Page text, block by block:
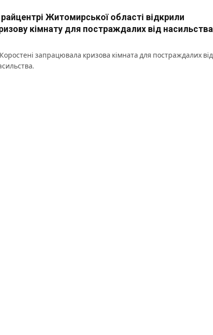
Житомирської області відкрили
кімнату для постраждалих від насильства
запрацювала кризова кімната для постраждалих від